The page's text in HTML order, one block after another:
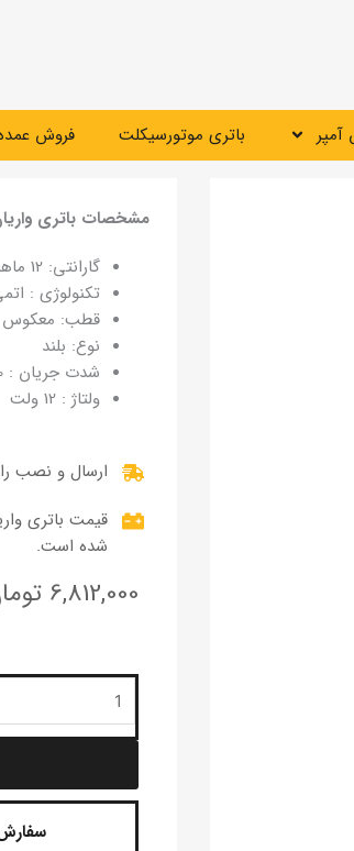
آمپر باتری موتورسیکلت فروش
مشخصات باتری واریان 70 آمپر
گارانتی: 12 ماهه
تکنولوژی :
قطب: معکوس
نوع: بلند
شدت جریان : 70 آمپر
ولتاژ : 12 ولت
ارسال و نصب
شده است.
6,812,000
باتری
واریان
70
معکوس